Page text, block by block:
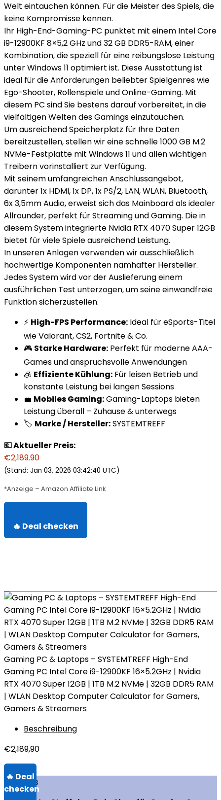
Welt eintauchen können. Für die Meister des Spiels, die
keine Kompromisse kennen.
Ihr High-End-Gaming-PC punktet mit einem Intel Core
i9-12900KF 8×5,2 GHz und 32 GB DDR5-RAM, einer
Kombination, die speziell für eine reibungslose Leistung
unter Windows 11 optimiert ist. Diese Ausstattung ist
ideal für die Anforderungen beliebter Spielgenres wie
Ego-Shooter, Rollenspiele und Online-Gaming. Mit
diesem PC sind Sie bestens darauf vorbereitet, in die
vielfältigen Welten des Gamings einzutauchen.
Um ausreichend Speicherplatz für Ihre Daten
bereitzustellen, stellen wir eine schnelle 1000 GB M.2
NVMe-Festplatte mit Windows 11 und allen wichtigen
Treibern vorinstalliert zur Verfügung.
Mit seinem umfangreichen Anschlussangebot,
darunter 1x HDMI, 1x DP, 1x PS/2, LAN, WLAN, Bluetooth,
6x 3,5mm Audio, erweist sich das Mainboard als idealer
Allrounder, perfekt für Streaming und Gaming. Die in
diesem System integrierte Nvidia RTX 4070 Super 12GB
bietet für viele Spiele ausreichend Leistung.
In unseren Anlagen verwenden wir ausschließlich
hochwertige Komponenten namhafter Hersteller.
Jedes System wird vor der Auslieferung einem
ausführlichen Test unterzogen, um seine einwandfreie
Funktion sicherzustellen.
⚡ High-FPS Performance: Ideal für eSports-Titel
wie Valorant, CS2, Fortnite & Co.
🎮 Starke Hardware: Perfekt für moderne AAA-
Games und anspruchsvolle Anwendungen
🧊 Effiziente Kühlung: Für leisen Betrieb und
konstante Leistung bei langen Sessions
💼 Mobiles Gaming:Gaming-Laptops bieten
Leistung überall – Zuhause & unterwegs
🏷️ Marke / Hersteller:SYSTEMTREFF
💶 Aktueller Preis:
€2,189.90
(Stand: Jan 03, 2026 03:42:40 UTC)
*Anzeige – Amazon Affiliate Link
🔥 Deal checken
Gaming PC & Laptops – SYSTEMTREFF High-End
Gaming PC Intel Core i9-12900KF 16×5.2GHz | Nvidia
RTX 4070 Super 12GB | 1TB M.2 NVMe | 32GB DDR5 RAM
| WLAN Desktop Computer Calculator for Gamers,
Gamers & Streamers
Beschreibung
€2,189,90
Über uns